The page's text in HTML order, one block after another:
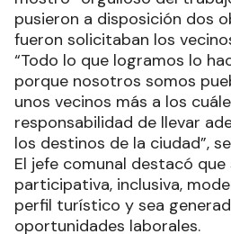
pusieron a disposición dos
fueron solicitaban los
“Todo lo que logramos lo
porque nosotros somos
unos vecinos más a los
responsabilidad de llevar
los destinos de la ciudad”,
El jefe comunal destacó
participativa, inclusiva,
perfil turístico y sea
oportunidades laborales.